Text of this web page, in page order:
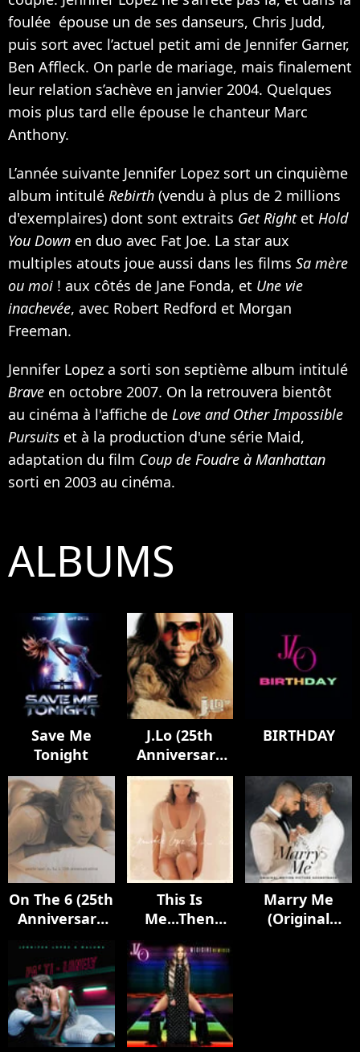
foulée épouse un de ses danseurs, Chris Judd,
puis sort avec l’actuel petit ami de Jennifer Garner,
Ben Affleck. On parle de mariage, mais finalement
leur relation s’achève en janvier 2004. Quelques
mois plus tard elle épouse le chanteur Marc
Anthony.
L’année suivante Jennifer Lopez sort un cinquième
album intitulé Rebirth (vendu à plus de 2 millions
d'exemplaires) dont sont extraits Get Rightet Hold
You Down en duo avec Fat Joe. La star aux
multiples atouts joue aussi dans les films Sa mère
ou moi ! aux côtés de Jane Fonda, et Une vie
inachevée, avec Robert Redford et Morgan
Freeman.
Jennifer Lopez a sorti son septième album intitulé
Brave en octobre 2007. On la retrouvera bientôt
au cinéma à l'affiche de Love and Other Impossible
Pursuits et à la production d'une série Maid,
adaptation du film Coup de Foudre à Manhattan
sorti en 2003 au cinéma.
ALBUMS
Save Me
Tonight
J.Lo (25th
Anniversary
Edition)
BIRTHDAY
On The 6 (25th
Anniversary
This Is
Me...Then
Anniversary
Edition)
Marry Me
(Original